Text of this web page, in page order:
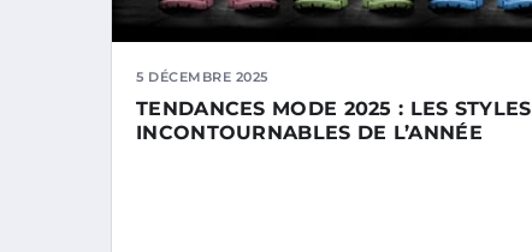
5 DÉCEMBRE 2025
TENDANCES MODE 2025 : LES STYLES
INCONTOURNABLES DE L’ANNÉE